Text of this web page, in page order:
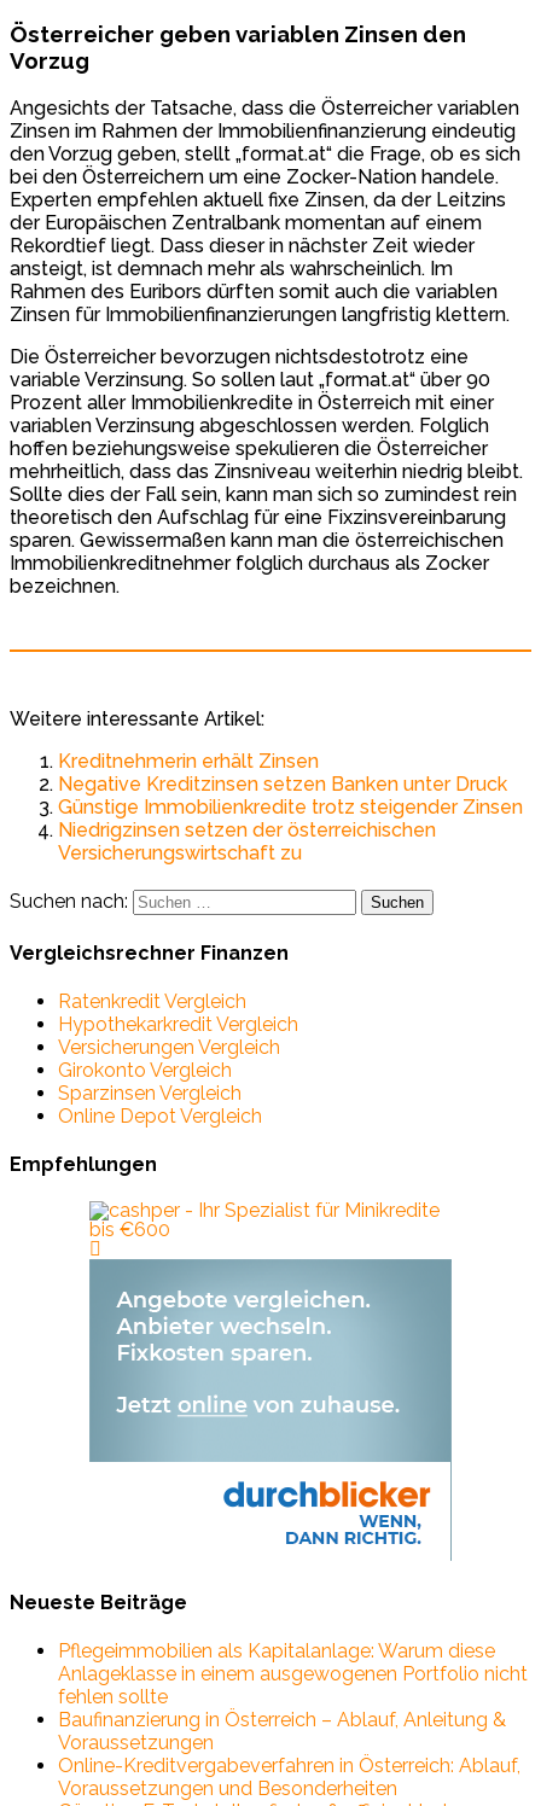
Österreicher geben variablen Zinsen den
Vorzug
Angesichts der Tatsache, dass die Österreicher variablen
Zinsen im Rahmen der Immobilienfinanzierung eindeutig
den Vorzug geben, stellt „format.at“ die Frage, ob es sich
bei den Österreichern um eine Zocker-Nation handele.
Experten empfehlen aktuell fixe Zinsen, da der Leitzins
der Europäischen Zentralbank momentan auf einem
Rekordtief liegt. Dass dieser in nächster Zeit wieder
ansteigt, ist demnach mehr als wahrscheinlich. Im
Rahmen des Euribors dürften somit auch die variablen
Zinsen für Immobilienfinanzierungen langfristig klettern.
Die Österreicher bevorzugen nichtsdestotrotz eine
variable Verzinsung. So sollen laut „format.at“ über 90
Prozent aller Immobilienkredite in Österreich mit einer
variablen Verzinsung abgeschlossen werden. Folglich
hoffen beziehungsweise spekulieren die Österreicher
mehrheitlich, dass das Zinsniveau weiterhin niedrig bleibt.
Sollte dies der Fall sein, kann man sich so zumindest rein
theoretisch den Aufschlag für eine Fixzinsvereinbarung
sparen. Gewissermaßen kann man die österreichischen
Immobilienkreditnehmer folglich durchaus als Zocker
bezeichnen.
Weitere interessante Artikel:
Kreditnehmerin erhält Zinsen
Negative Kreditzinsen setzen Banken unter Druck
Günstige Immobilienkredite trotz steigender Zinsen
Niedrigzinsen setzen der österreichischen
Versicherungswirtschaft zu
Suchen nach:
Vergleichsrechner Finanzen
Ratenkredit Vergleich
Hypothekarkredit Vergleich
Versicherungen Vergleich
Girokonto Vergleich
Sparzinsen Vergleich
Online Depot Vergleich
Empfehlungen
Neueste Beiträge
Pflegeimmobilien als Kapitalanlage: Warum diese
Anlageklasse in einem ausgewogenen Portfolio nicht
fehlen sollte
Baufinanzierung in Österreich – Ablauf, Anleitung &
Voraussetzungen
Online-Kreditvergabeverfahren in Österreich: Ablauf,
Voraussetzungen und Besonderheiten